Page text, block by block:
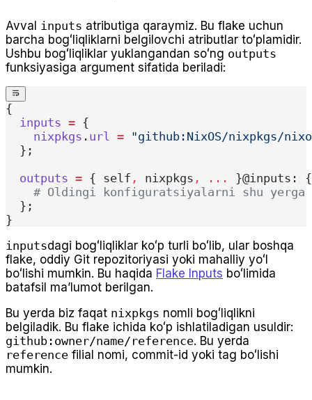
Avval inputs atributiga qaraymiz. Bu flake uchun
barcha bogʻliqliklarni belgilovchi atributlar toʻplamidir.
Ushbu bogʻliqliklar yuklangandan soʻng outputs
funksiyasiga argument sifatida beriladi:
{
  inputs
= {
    nixpkgs
. url = "github:NixOS/nixpkgs/
  };
  outputs
= { self , nixpkgs , ... }@inputs: {
# Oldingi konfiguratsiyalarni shu yerga
  };
}
inputsdagi bogʻliqliklar koʻp turli boʻlib, ular boshqa
flake, oddiy Git repozitoriyasi yoki mahalliy yoʻl
boʻlishi mumkin. Bu haqida Flake Inputs boʻlimida
batafsil ma’lumot berilgan.
Bu yerda biz faqat nixpkgs nomli bogʻliqlikni
belgiladik. Bu flake ichida koʻp ishlatiladigan usuldir:
github:owner/name/reference. Bu yerda
reference filial nomi, commit-id yoki tag boʻlishi
mumkin.